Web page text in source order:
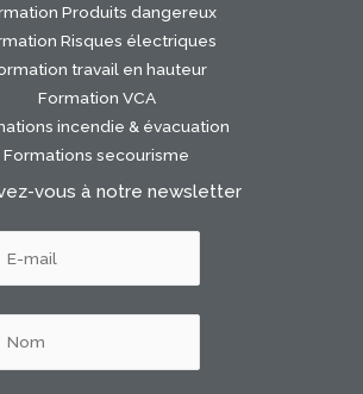
Produits dangereux
Risques électriques
travail en hauteur
Formation VCA
incendie & évacuation
Formations secourisme
vous à notre newsletter